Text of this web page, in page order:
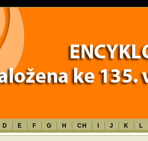
will throw an Error in a future version of PHP) in
D E F G H CH J K L